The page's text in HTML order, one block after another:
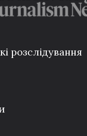
розслідування